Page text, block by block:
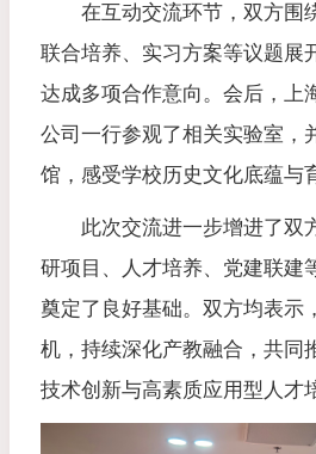
在互动交流环节，双方围
联合培养、实习方案等议题展
达成多项合作意向。会后，上
公司一行参观了相关实验室，
馆，感受学校历史文化底蕴与
此次交流进一步增进了双
研项目、人才培养、党建联建
奠定了良好基础。双方均表示
机，持续深化产教融合，共同
技术创新与高素质应用型人才